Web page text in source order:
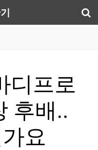
디프로
후배..
요